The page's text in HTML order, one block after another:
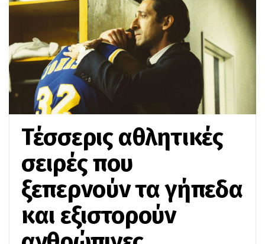
Τέσσερις αθλητικές
σειρές που
ξεπερνούν τα γήπεδα
και εξιστορούν